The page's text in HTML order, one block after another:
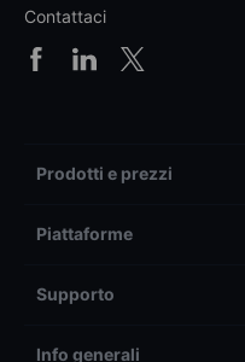
Contattaci
Prodotti e prezzi
Piattaforme
Supporto
Info generali